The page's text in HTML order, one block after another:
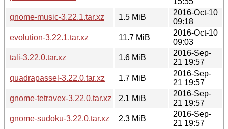
gnome-music-3.22.1.tar.xz
1.5 MiB
2016-Oct-10
09:18
evolution-3.22.1.tar.xz
11.7 MiB
2016-Oct-10
09:03
tali-3.22.0.tar.xz
1.6 MiB
2016-Sep-
21 19:57
quadrapassel-3.22.0.tar.xz
1.7 MiB
2016-Sep-
21 19:57
gnome-tetravex-3.22.0.tar.xz
2.1 MiB
2016-Sep-
21 19:57
gnome-sudoku-3.22.0.tar.xz
2.3 MiB
2016-Sep-
21 19:57